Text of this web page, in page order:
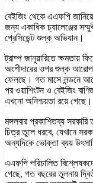
বেইজিং থেকে এএফপি
জন্য একাধিক চ্যালেঞ্জের
প্রেসিডেন্ট শুল্ক অভিযান।
ট্রাম্প জানুয়ারিতে ক্ষমতায়
অংশীদারের ওপর শুল্ক আরোপ
ফেলছে। গত মাসে লন্ডনে
পর ওয়াশিংটন ও বেইজিং
এখনো অনিশ্চয়তা রয়ে গেছে।
মঙ্গলবার প্রকাশিতব্য
চিত্র তুলে ধরবে, যেখানে
অন্যদিকে ভোক্তা ব্যয়
এএফপি পরিচালিত
গেছে, গত বছরের তুলনায়